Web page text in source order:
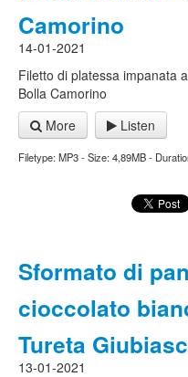
Camorino
14-01-2021
Filetto di platessa impanata
Bolla Camorino
More
Listen
Filetype: MP3 - Size: 4,89MB -
Sformato di
cioccolato
Tureta
13-01-2021